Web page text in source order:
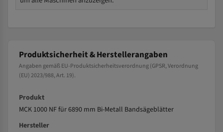
Produktsicherheit & Herstellerangaben
Angaben gemäß EU-Produktsicherheitsverordnung (GPSR, Verordnung
(EU) 2023/988, Art. 19).
Produkt
MCK 1000 NF für 6890 mm Bi-Metall Bandsägeblätter
Hersteller